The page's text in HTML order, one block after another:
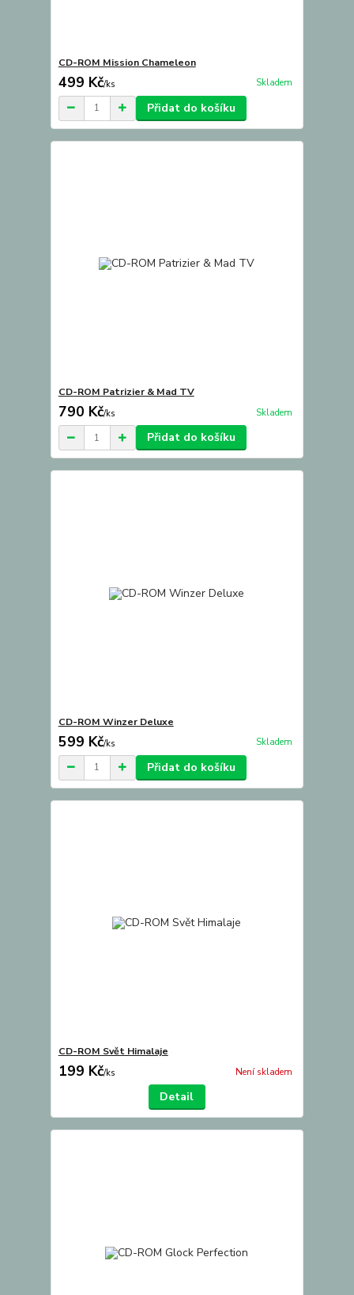
CD-ROM Mission Chameleon
499 Kč/ks Skladem
Přidat do košíku
CD-ROM Patrizier & Mad TV
790 Kč/ks Skladem
Přidat do košíku
CD-ROM Winzer Deluxe
599 Kč/ks Skladem
Přidat do košíku
CD-ROM Svět Himalaje
199 Kč/ks Není skladem
Detail